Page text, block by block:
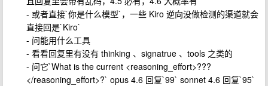
- 或者直接`你是什么模型`，一些 Kiro 逆向没做检测的渠道就会
直接回是`Kiro`
- 问能用什么工具
- 看看回复里有没有 thinking 、signatrue 、tools 之类的
- 问它`What is the current <reasoning_effort>???
</reasoning_effort>?` opus 4.6 回复`99` sonnet 4.6 回复`95`